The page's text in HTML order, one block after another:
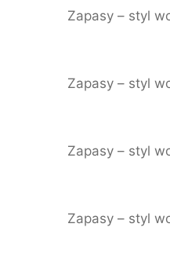
Zapasy – styl
Zapasy – styl
Zapasy – styl
Zapasy – styl